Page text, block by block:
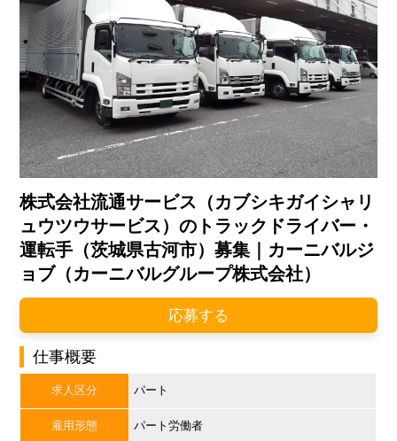
株式会社流通サービス（カブシキガイシャリ
ュウツウサービス）のトラックドライバー・
運転手（茨城県古河市）募集｜カーニバルジ
ョブ（カーニバルグループ株式会社）
応募する
仕事概要
求人区分 パート
雇用形態 パート労働者